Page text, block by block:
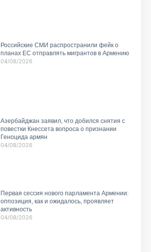
Российские СМИ распространили фейк о
планах ЕС отправлять мигрантов в Армению
04/08/2026
Азербайджан заявил, что добился снятия с
повестки Кнессета вопроса о признании
Геноцида армян
04/08/2026
Первая сессия нового парламента Армении:
оппозиция, как и ожидалось, проявляет
активность
04/08/2026